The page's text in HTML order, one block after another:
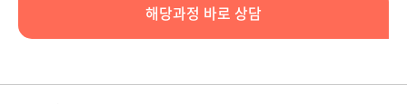
해당과정 바로 상담